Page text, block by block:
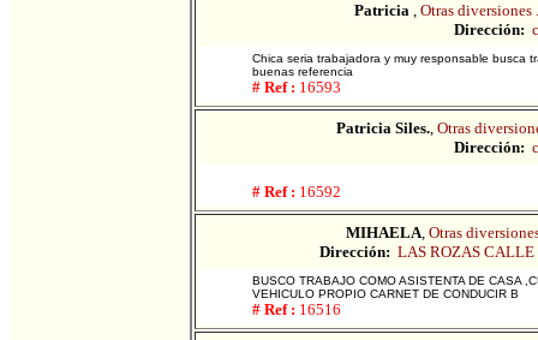
Patricia , Otras diversiones .
Dirección:
Chica seria trabajadora y muy responsable busca
buenas referencia
# Ref : 16593
Patricia Siles., Otras
Dirección:
# Ref : 16592
MIHAELA, Otras
Dirección: LAS ROZAS CALLE
BUSCO TRABAJO COMO ASISTENTA DE CASA
VEHICULO PROPIO CARNET DE CONDUCIR B
# Ref : 16516